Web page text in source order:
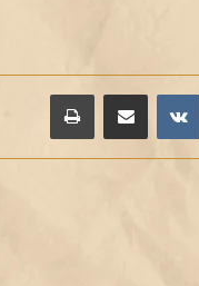
مشاركة عبر البريد طباعة